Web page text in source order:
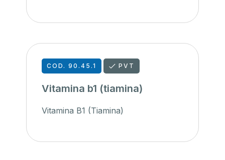
COD. 90.45.1 PVT
Vitamina b1 (tiamina)
Vitamina B1 (Tiamina)